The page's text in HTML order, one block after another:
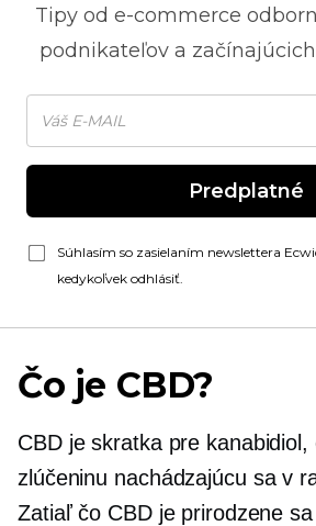
Tipy od e-commerce
podnikateľov a
Predplatné
Súhlasím so zasielaním newslettera
kedykoľvek odhlásiť.
Čo je CBD?
CBD je skratka pre kanabidiol,
zlúčeninu nachádzajúcu sa v
Zatiaľ čo CBD je prirodzene